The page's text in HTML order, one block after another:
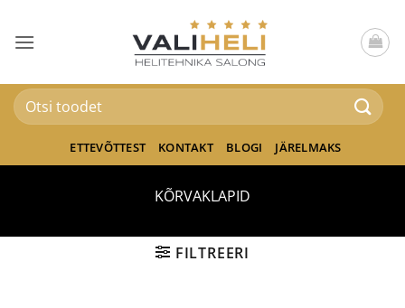
content
Otsi:
ETTEVÕTTEST KONTAKT BLOGI JÄRELMAKS
KÕRVAKLAPID
FILTREERI